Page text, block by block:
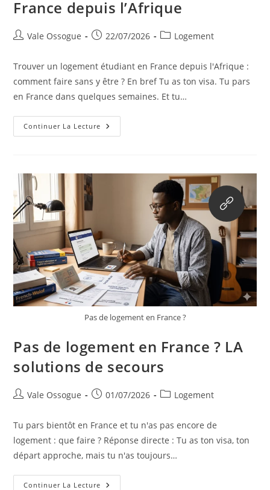
France depuis l’Afrique
Vale Ossogue 22/07/2026 Logement
Trouver un logement étudiant en France depuis l'Afrique :
comment faire sans y être ? En bref Tu as ton visa. Tu pars
en France dans quelques semaines. Et tu…
Continuer La Lecture
Pas de logement en France ?
Pas de logement en France ? LA
solutions de secours
Vale Ossogue 01/07/2026 Logement
Tu pars bientôt en France et tu n'as pas encore de
logement : que faire ? Réponse directe : Tu as ton visa, ton
départ approche, mais tu n'as toujours…
Continuer La Lecture